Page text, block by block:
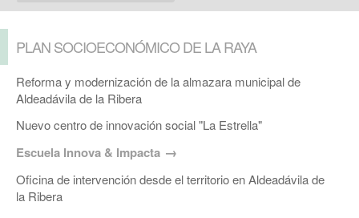
PLAN SOCIOECONÓMICO DE LA RAYA
Reforma y modernización de la almazara municipal de
Aldeadávila de la Ribera
Nuevo centro de innovación social "La Estrella"
Escuela Innova & Impacta
Oficina de intervención desde el territorio en Aldeadávila de
la Ribera